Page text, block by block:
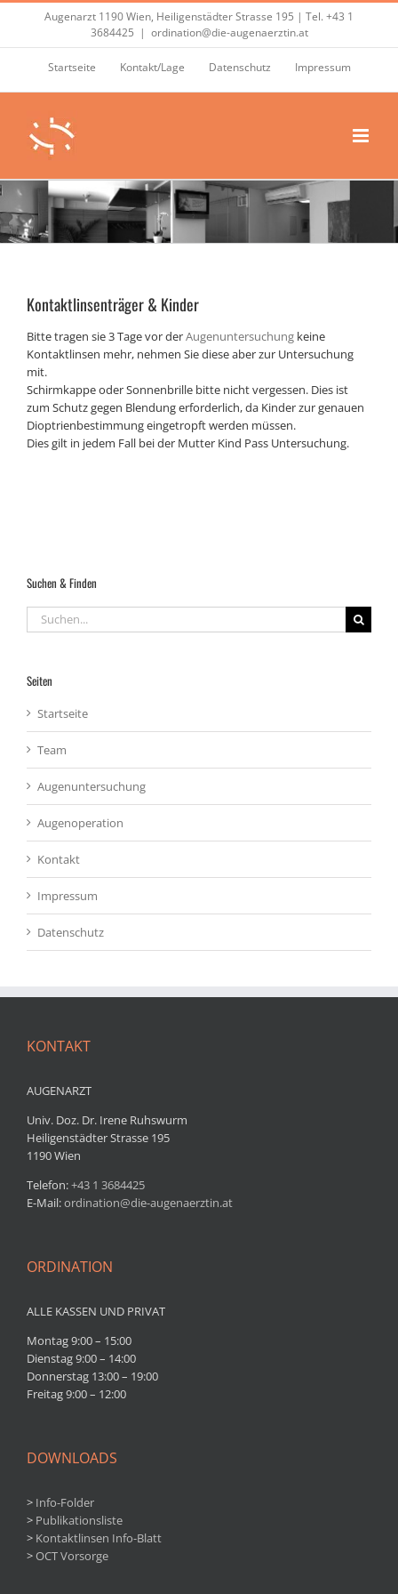
Zum
springen
Augenarzt 1190 Wien, Heiligenstädter Strasse 195 | Tel. +43 1
3684425 | ordination@die-augenaerztin.at
Startseite Kontakt/Lage Datenschutz Impressum
Kontaktlinsenträger & Kinder
Bitte tragen sie 3 Tage vor derAugenuntersuchung keine
Kontaktlinsen mehr, nehmen Sie diese aber zur Untersuchung
mit.
Schirmkappe oder Sonnenbrille bitte nicht vergessen. Dies ist
zum Schutz gegen Blendung erforderlich, da Kinder zur genauen
Dioptrienbestimmung eingetropft werden müssen.
Dies gilt in jedem Fall bei der Mutter Kind Pass Untersuchung.
Suchen & Finden
Suche
nach:
Seiten
Startseite
Team
Augenuntersuchung
Augenoperation
Kontakt
Impressum
Datenschutz
KONTAKT
AUGENARZT
Univ. Doz. Dr. Irene Ruhswurm
Heiligenstädter Strasse 195
1190 Wien
Telefon:+43 1 3684425
E-Mail:ordination@die-augenaerztin.at
ORDINATION
ALLE KASSEN UND PRIVAT
Montag 9:00 – 15:00
Dienstag 9:00 – 14:00
Donnerstag 13:00 – 19:00
Freitag 9:00 – 12:00
DOWNLOADS
> Info-Folder
> Publikationsliste
> Kontaktlinsen Info-Blatt
>OCT Vorsorge